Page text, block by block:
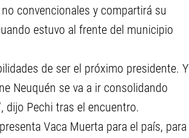
convencionales y compartirá su
estuvo al frente del municipio
de ser el próximo presidente. Y
Neuquén se va a ir consolidando
dijo Pechi tras el encuentro.
Vaca Muerta para el país, para